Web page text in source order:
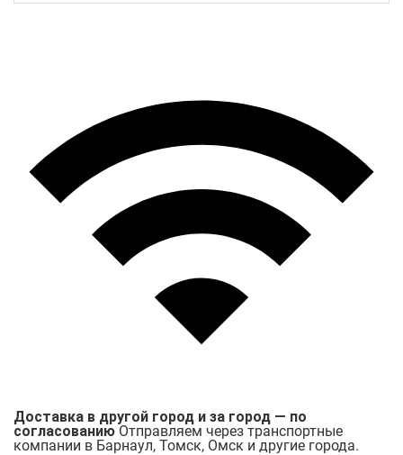
Доставка в другой город и за город — по
согласованию Отправляем через транспортные
компании в Барнаул, Томск, Омск и другие города.